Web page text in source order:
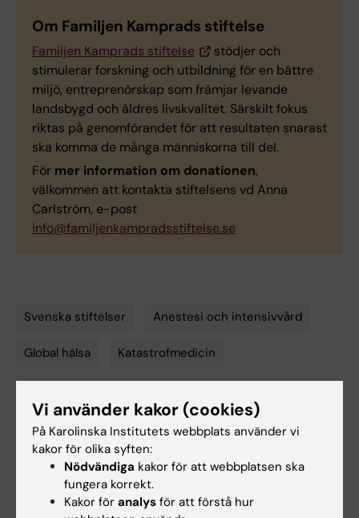
Om Familjen Kamprads stiftelse
Familjen Kamprads stiftelse
stödjer och
stimulerar forskning och utbildning för en bättre
miljö, entreprenörskap som främjar levande
landsbygd och äldres livskvalitet. Särskilt fokus
riktas på genomförandet för att resultaten snarast
ska komma de många människorna till del.
För mer information om donationen,
välkommen att kontakta stiftelsens vd Anna
Carlström, e-post
info@familjenkampradsstiftelse.se
Svenska stiftelser Anestesi och intensivvård
Global hälsa Katastrofmedicin
Uppdaterad av:
Anne Hammarskjöld 2026-01-22
Vi använder kakor (cookies)
På Karolinska Institutets webbplats använder vi
kakor för olika syften:
Nödvändiga kakor för att webbplatsen ska
fungera korrekt.
Kakor för analys för att förstå hur